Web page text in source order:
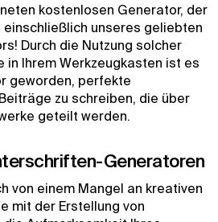
kostenlosen Generator, der
unseres geliebten
Durch die Nutzung solcher
in Ihrem Werkzeugkasten ist es
geworden, perfekte
zu schreiben, die über
geteilt werden.
Generatoren
von einem Mangel an kreativen
mit der Erstellung von